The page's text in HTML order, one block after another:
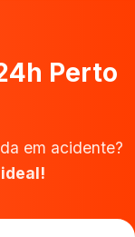
Perto
em acidente?